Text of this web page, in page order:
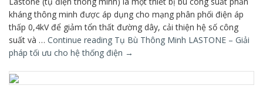
kháng thông minh được áp dụng cho mạng phân phối điện áp
thấp 0,4kV để giảm tổn thất đường dây, cải thiện hệ số công
suất và … Continue reading Tụ Bù Thông Minh LASTONE – Giải
pháp tối ưu cho hệ thống điện →